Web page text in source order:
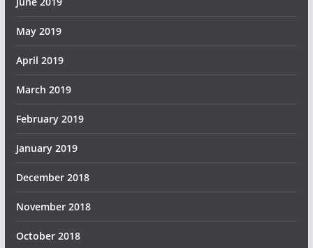
May 2019
April 2019
March 2019
February 2019
January 2019
December 2018
November 2018
October 2018